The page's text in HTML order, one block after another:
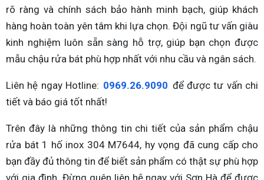
rõ ràng và chính sách bảo hành minh bạch, giúp khách
hàng hoàn toàn yên tâm khi lựa chọn. Đội ngũ tư vấn giàu
kinh nghiệm luôn sẵn sàng hỗ trợ, giúp bạn chọn được
mẫu chậu rửa bát phù hợp nhất với nhu cầu và ngân sách.
Liên hệ ngay Hotline: 0969.26.9090 để được tư vấn chi
tiết và báo giá tốt nhất!
Trên đây là những thông tin chi tiết của sản phẩm chậu
rửa bát 1 hố inox 304 M7644, hy vọng đã cung cấp cho
bạn đầy đủ thông tin để biết sản phẩm có thật sự phù hợp